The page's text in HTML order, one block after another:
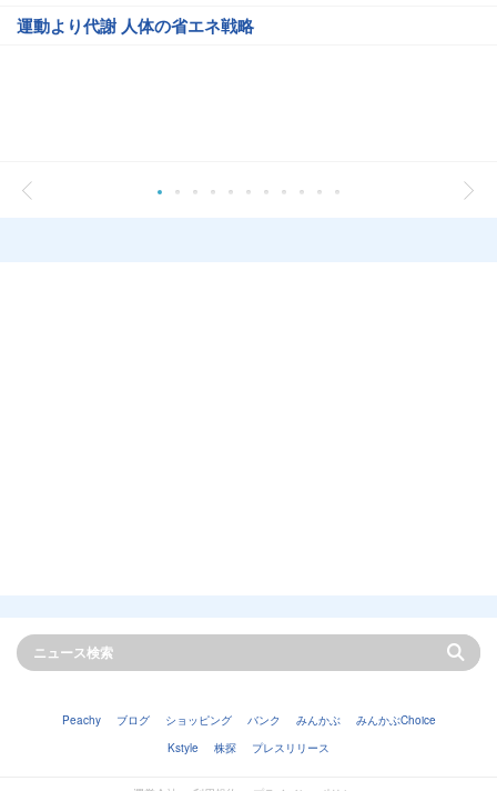
運動より代謝 人体の省エネ戦略
Peachy ブログ ショッピング バンク みんかぶ
みんかぶChoice
Kstyle
株探 プレスリリース